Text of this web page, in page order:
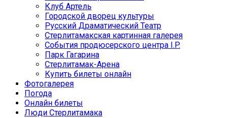
Клуб Артель
Городской дворец культуры
Русский Драматический Театр
Стерлитамакская картинная галерея
События продюсерского центра I.P.
Парк Гагарина
Стерлитамак-Арена
Купить билеты онлайн
Фотогалерея
Погода
Онлайн билеты
Люди Стерлитамака